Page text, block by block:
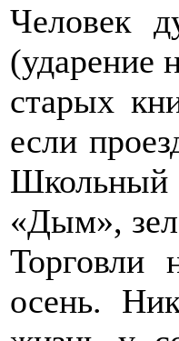
Человек
(ударение
старых
если
«Дым»,
Торговли
осень.